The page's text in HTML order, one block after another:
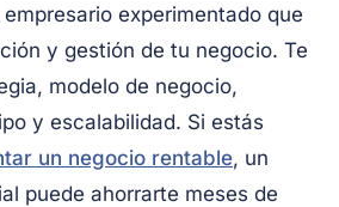
experimentado que
y gestión de tu negocio. Te
modelo de negocio,
y escalabilidad. Si estás
un negocio rentable, un
puede ahorrarte meses de